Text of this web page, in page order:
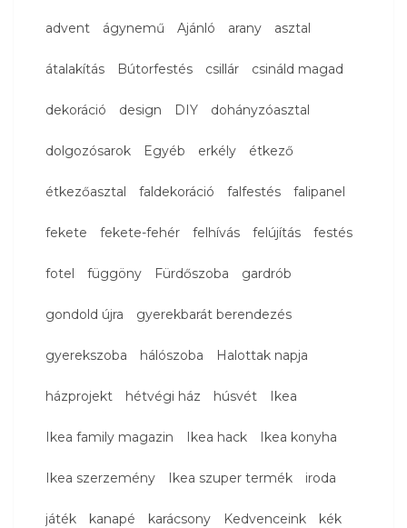
advent ágynemű Ajánló arany asztal
átalakítás Bútorfestés csillár csináld magad
dekoráció design DIY dohányzóasztal
dolgozósarok Egyéb erkély étkező
étkezőasztal faldekoráció falfestés falipanel
fekete fekete-fehér felhívás felújítás festés
fotel függöny Fürdőszoba gardrób
gondold újra gyerekbarát berendezés
gyerekszoba hálószoba Halottak napja
házprojekt hétvégi ház húsvét Ikea
Ikea family magazin Ikea hack Ikea konyha
Ikea szerzemény Ikea szuper termék iroda
játék kanapé karácsony Kedvenceink kék